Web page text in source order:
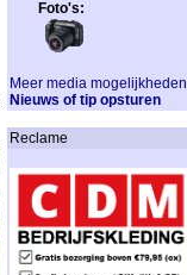
Foto's:
Meer media mogelijkheden
Nieuws of tip opsturen
Reclame